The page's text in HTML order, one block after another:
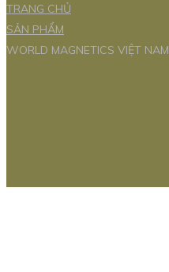
TRANG CHỦ
SẢN PHẨM
WORLD MAGNETICS VIỆT NAM